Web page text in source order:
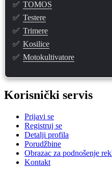
✅ TOMOS
✅ Testere
✅ Trimere
✅ Kosilice
✅ Motokultivatore
Korisnički servis
Prijavi se
Registruj se
Detalji profila
Porudžbine
Obrazac za podnošenje
Kontakt